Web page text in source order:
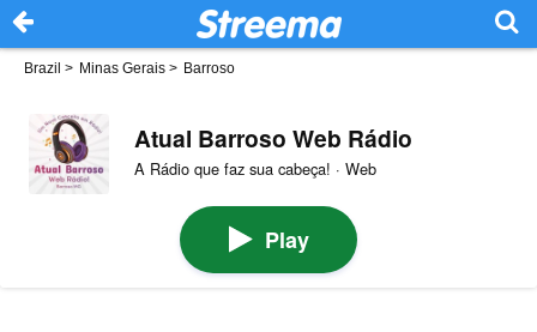
Brazil > Minas Gerais > Barroso
Atual Barroso Web Rádio
A Rádio que faz sua cabeça! · Web
Play